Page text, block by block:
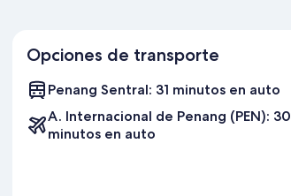
Opciones de transporte
Penang Sentral: 31 minutos en auto
A. Internacional de Penang (PEN): 30
minutos en auto